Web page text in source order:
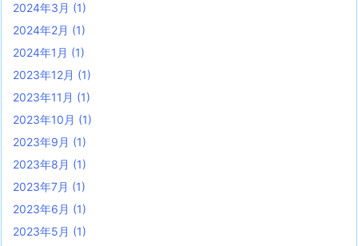
2024年3月 (1)
2024年2月 (1)
2024年1月 (1)
2023年12月 (1)
2023年11月 (1)
2023年10月 (1)
2023年9月 (1)
2023年8月 (1)
2023年7月 (1)
2023年6月 (1)
2023年5月 (1)